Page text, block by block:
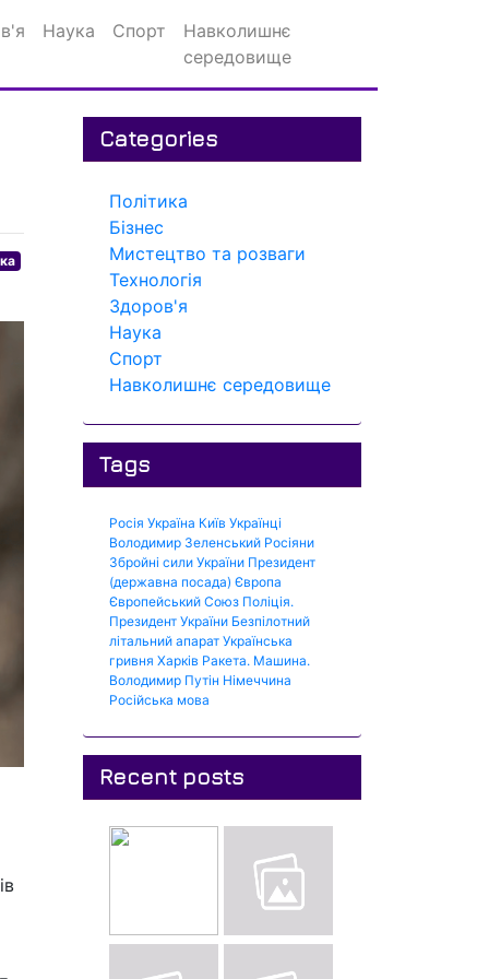
Наука Спорт
Навколишнє
середовище
Categories
Політика
Бізнес
Мистецтво та розваги
Технологія
Здоров'я
Наука
Спорт
Навколишнє середовище
Tags
Росія Україна Київ Українці
Володимир Зеленський Росіяни
Збройні сили України Президент
(державна посада) Європа
Європейський Союз Поліція.
Президент України Безпілотний
літальний апарат Українська
гривня Харків Ракета. Машина.
Володимир Путін Німеччина
Російська мова
Recent posts